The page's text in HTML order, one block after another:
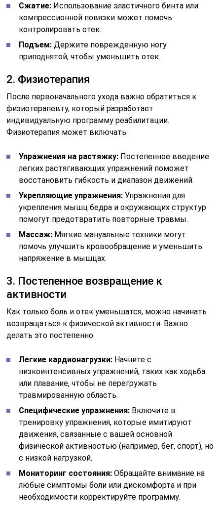
Сжатие: Использование эластичного бинта или
компрессионной повязки может помочь
контролировать отек.
Подъем: Держите поврежденную ногу
приподнятой, чтобы уменьшить отек.
2. Физиотерапия
После первоначального ухода важно обратиться к
физиотерапевту, который разработает
индивидуальную программу реабилитации.
Физиотерапия может включать:
Упражнения на растяжку: Постепенное введение
легких растягивающих упражнений поможет
восстановить гибкость и диапазон движений.
Укрепляющие упражнения: Упражнения для
укрепления мышц бедра и окружающих структур
помогут предотвратить повторные травмы.
Массаж: Мягкие мануальные техники могут
помочь улучшить кровообращение и уменьшить
напряжение в мышцах.
3. Постепенное возвращение к
активности
Как только боль и отек уменьшатся, можно начинать
возвращаться к физической активности. Важно
делать это постепенно:
Легкие кардионагрузки: Начните с
низкоинтенсивных упражнений, таких как ходьба
или плавание, чтобы не перегружать
травмированную область.
Специфические упражнения: Включите в
тренировку упражнения, которые имитируют
движения, связанные с вашей основной
физической активностью (например, бег, спорт), но
с низкой нагрузкой.
Мониторинг состояния: Обращайте внимание на
любые симптомы боли или дискомфорта и при
необходимости корректируйте программу.